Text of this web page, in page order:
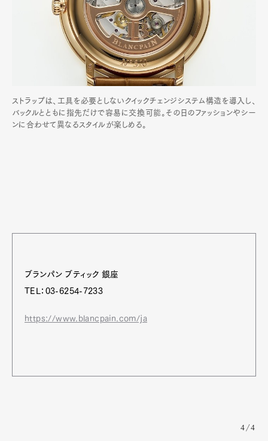
ストラップは、工具を必要としないクイックチェンジシステム構造を導入し、
バックルとともに指先だけで容易に交換可能。その日のファッションやシー
ンに合わせて異なるスタイルが楽しめる。
ブランパン ブティック 銀座
TEL：03-6254-7233
https://www.blancpain.com/ja
4/4